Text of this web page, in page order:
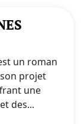
un roman
projet
une
des...